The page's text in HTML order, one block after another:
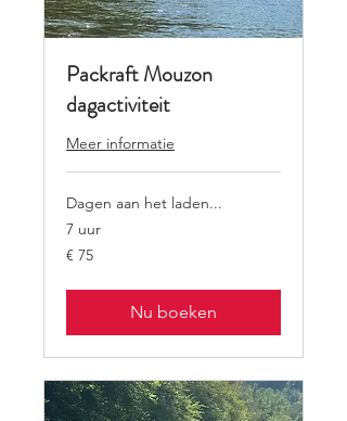
Packraft Mouzon
dagactiviteit
Meer informatie
Dagen aan het laden...
7 uur
75
euro
€ 75
Nu boeken